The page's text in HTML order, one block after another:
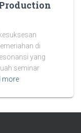
di
yang
seminar
more